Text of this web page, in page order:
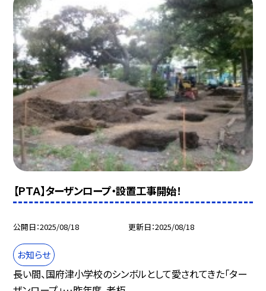
【ＰＴＡ】ターザンロープ・設置工事開始！
公開日 2025/08/18 更新日 2025/08/18
お知らせ
長い間、国府津小学校のシンボルとして愛されてきた「ター